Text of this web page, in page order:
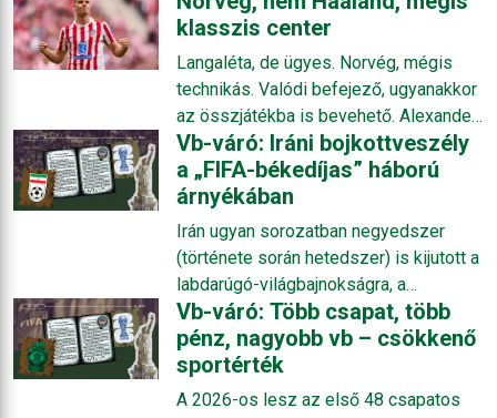
klasszis center
Langaléta, de ügyes. Norvég, mégis
technikás. Valódi befejező, ugyanakkor
az összjátékba is bevehető. Alexander
Sörloth immár második éve futballozik
ragyogóan az Atléticóban, pedig
korántsem egyenes pályán jutott el
Madridig. És eljutott oda, hogy nem
csak hogy az őt jól ismerők, hanem a
széles futballtársadalom körében is
elismert center. Sörloth útja a
trondheimi ismeretlenségből a
Bajnokok Ligája nagyszínpadára.
Vb-váró: Iráni bojkottveszély
a „FIFA-békedíjas” háború
árnyékában
Irán ugyan sorozatban negyedszer
(története során hetedszer) is kijutott a
labdarúgó-világbajnokságra, a
részvétele azonban közel sem vehető
biztosra, miután február vége óta
háborús konfliktusban áll az Egyesült
Államokkal, az egyik rendező
Vb-váró: Több csapat, több
pénz, nagyobb vb – csökkenő
sportérték
A 2026-os lesz az első 48 csapatos